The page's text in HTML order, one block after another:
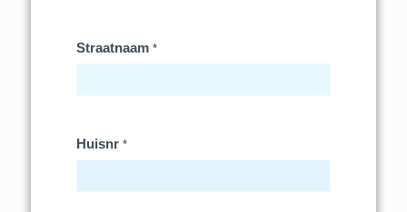
Straatnaam *
Huisnr *